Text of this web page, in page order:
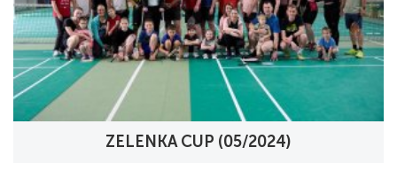
ZELENKA CUP (05/2024)